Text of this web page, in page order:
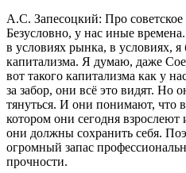
А.С. Запесоцкий: Про советское
Безусловно, у нас иные
в условиях рынка, в условиях,
капитализма. Я думаю, даже
вот такого капитализма как у
за забор, они всё это видят.
тянуться. И они понимают, что
котором они сегодня взрослеют
они должны сохранить себя.
огромный запас
прочности.